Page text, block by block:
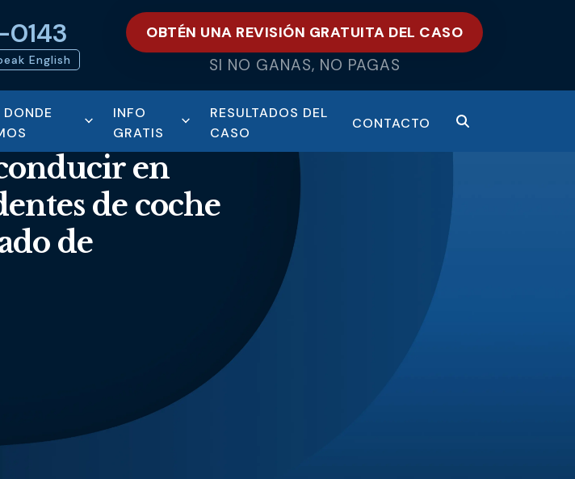
0143
English
OBTÉN UNA REVISIÓN GRATUITA DEL CASO
SI NO GANAS, NO PAGAS
INFO
GRATIS
RESULTADOS DEL
CASO
CONTACTO
en
de coche
de
Jerrica Lou